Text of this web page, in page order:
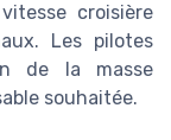
croisière
Les pilotes
de la masse
souhaitée.